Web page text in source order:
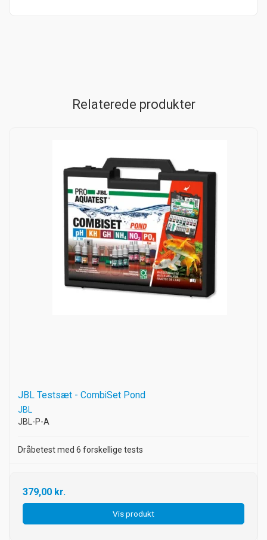
Relaterede produkter
JBL Testsæt - CombiSet Pond
JBL
JBL-P-A
Dråbetest med 6 forskellige tests
379,00 kr.
Vis produkt